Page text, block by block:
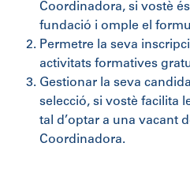
Coordinadora, si vostè
fundació i omple el
Permetre la seva
activitats formatives
Gestionar la seva
selecció, si vostè facilita
tal d’optar a una vacant
Coordinadora.